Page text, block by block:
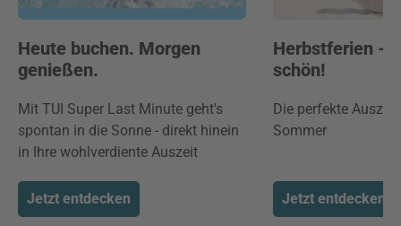
Heute buchen. Morgen
genießen.
Mit TUI Super Last Minute geht's
spontan in die Sonne - direkt hinein
in Ihre wohlverdiente Auszeit
Jetzt entdecken
Herbstferien -
schön!
Die perfekte
Sommer
Jetzt entdecken